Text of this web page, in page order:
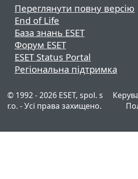
Переглянути повну версію
End of Life
База знань ESET
Форум ESET
ESET Status Portal
Регіональна підтримка
© 1992 - 2026 ESET, spol. s
r.o. - Усі права захищено.